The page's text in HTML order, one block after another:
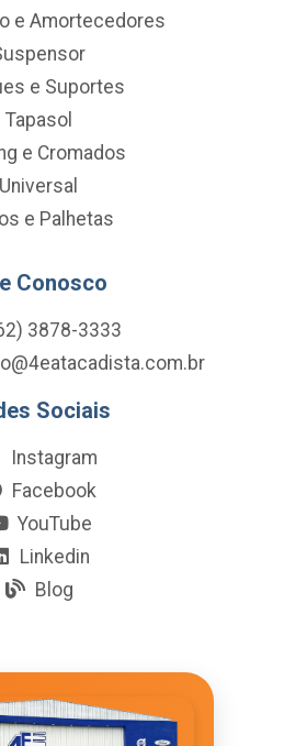
e Amortecedores
e Suportes
Tapasol
e Cromados
Universal
e Palhetas
Conosco
3878-3333
Sociais
Instagram
Facebook
YouTube
Linkedin
Blog